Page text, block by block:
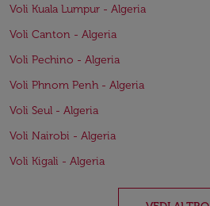
Voli Kuala Lumpur - Algeria
Voli Canton - Algeria
Voli Pechino - Algeria
Voli Phnom Penh - Algeria
Voli Seul - Algeria
Voli Nairobi - Algeria
Voli Kigali - Algeria